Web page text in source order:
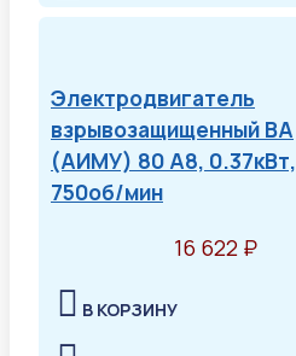
Электродвигатель
взрывозащищенный ВА
(АИМУ) 80 А8, 0.37кВт,
750об/мин
16 622 ₽
В КОРЗИНУ